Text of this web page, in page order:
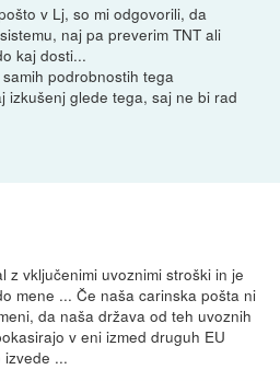
v Lj, so mi odgovorili, da
naj pa preverim TNT ali
kaj dosti...
podrobnostih tega
izkušenj glede tega, saj ne bi rad
z vključenimi uvoznimi stroški in je
mene ... Če naša carinska pošta ni
da naša država od teh uvoznih
v eni izmed druguh EU
...